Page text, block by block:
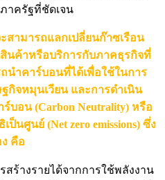
าครัฐที่ชัดเจน
ามารถแลกเปลี่ยนก๊าซเรือน
นค้าหรือบริการกับภาคธุรกิจที่
นำคาร์บอนที่ได้เพื่อใช้ในการ
กิจหมุนเวียน และการดำเนิน
บอน (Carbon Neutrality) หรือ
นศูนย์ (Net zero emissions) ซึ่ง
คือ
ร้างรายได้จากการใช้พลังงาน